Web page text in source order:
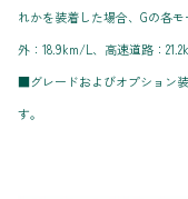
れかを装着した場合、Gの各
外：18.9km/L、高速道路：
■グレードおよびオプション
す。